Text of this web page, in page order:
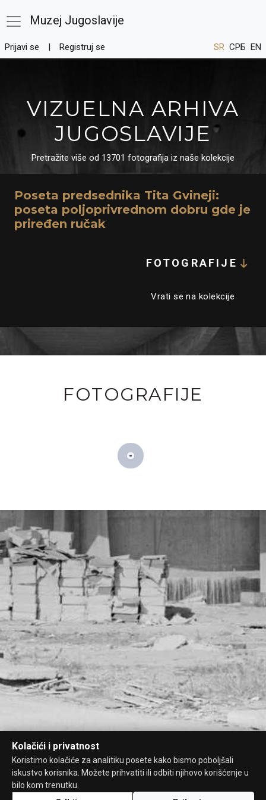
Muzej Jugoslavije
Prijavi se Registruj se SR СРБ EN
VIZUELNA ARHIVA
JUGOSLAVIJE
Pretražite više od 13701 fotografija iz naše kolekcije
Poseta predsednika Tita Gvineji:
poseta poljoprivrednom dobru gde je
priređen ručak
FOTOGRAFIJE
Vrati se na kolekcije
FOTOGRAFIJE
Kolačići i privatnost
Koristimo kolačiće za analitiku posete kako bismo poboljšali
iskustvo korisnika. Možete prihvatiti ili odbiti njihovo korišćenje u
bilo kom trenutku.